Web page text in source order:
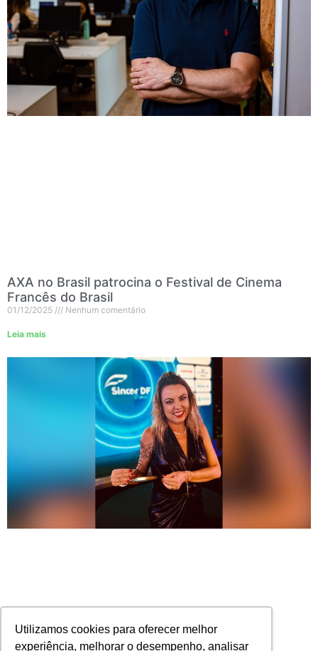
Utilizamos cookies para oferecer melhor
experiência, melhorar o desempenho, analisar
AXA no Brasil patrocina o Festival de Cinema
Francês do Brasil
01/12/2025 Nenhum comentário
Leia mais